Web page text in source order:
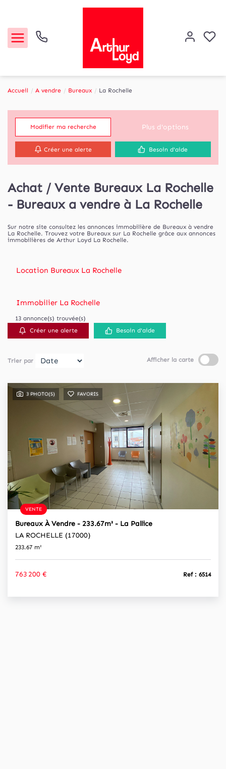
Louer
Etude de marché
Notre Agence
Contact
Accueil A vendre Bureaux La Rochelle
Modifier ma recherche Plus d'options
Créer une alerte Besoin d'aide
Achat / Vente Bureaux La Rochelle
- Bureaux a vendre à La Rochelle
Sur notre site consultez les annonces immobilière de Bureaux à vendre
La Rochelle. Trouvez votre Bureaux sur La Rochelle grâce aux annonces
immobilières de Arthur Loyd La Rochelle.
Location Bureaux La Rochelle
Immobilier La Rochelle
13 annonce(s) trouvée(s)
Créer une alerte
Besoin d'aide
Trier par Afficher la carte
3 PHOTO(S) FAVORIS
VENTE
Bureaux À Vendre - 233.67m² - La Pallice
LA ROCHELLE (17000)
233.67 m²
763 200 € Ref : 6514